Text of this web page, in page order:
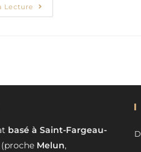
Lecture Qui
Doit
Séparation?
basé à Saint-Fargeau-
(proche Melun,